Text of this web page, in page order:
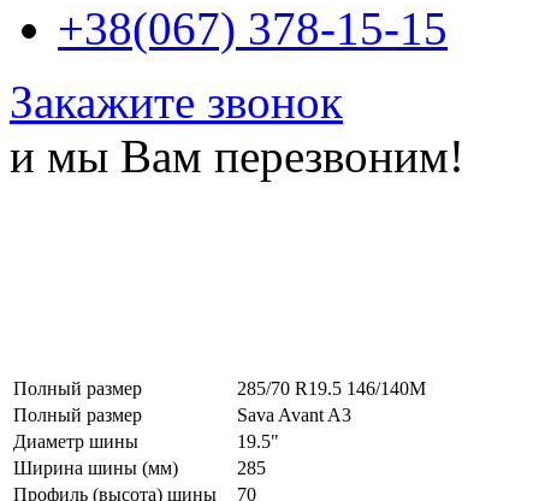
+38(067) 378-15-15
Закажите звонок
и мы Вам перезвоним!
Полный размер
285/70 R19.5 146/140M
Полный размер
Sava Avant A3
Диаметр шины
19.5"
Ширина шины (мм)
285
Профиль (высота) шины
70